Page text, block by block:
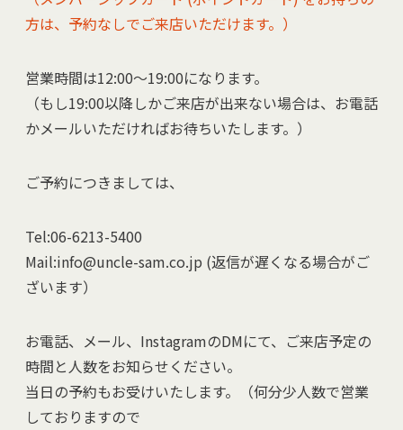
方は、予約なしでご来店いただけます。）
営業時間は12:00～19:00になります。
（もし19:00以降しかご来店が出来ない場合は、お電話
かメールいただければお待ちいたします。）
ご予約につきましては、
Tel:06-6213-5400
Mail:info@uncle-sam.co.jp (返信が遅くなる場合がご
ざいます）
お電話、メール、InstagramのDMにて、ご来店予定の
時間と人数をお知らせください。
当日の予約もお受けいたします。（何分少人数で営業
しておりますので